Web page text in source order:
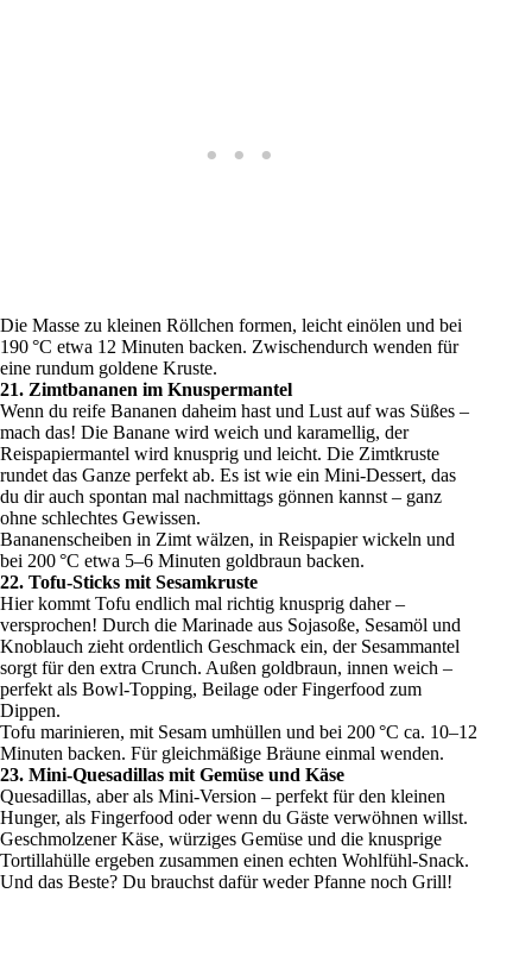
Die Masse zu kleinen Röllchen formen, leicht einölen und bei
190 °C etwa 12 Minuten backen. Zwischendurch wenden für
eine rundum goldene Kruste.
21. Zimtbananen im Knuspermantel
Wenn du reife Bananen daheim hast und Lust auf was Süßes –
mach das! Die Banane wird weich und karamellig, der
Reispapiermantel wird knusprig und leicht. Die Zimtkruste
rundet das Ganze perfekt ab. Es ist wie ein Mini-Dessert, das
du dir auch spontan mal nachmittags gönnen kannst – ganz
ohne schlechtes Gewissen.
Bananenscheiben in Zimt wälzen, in Reispapier wickeln und
bei 200 °C etwa 5–6 Minuten goldbraun backen.
22. Tofu-Sticks mit Sesamkruste
Hier kommt Tofu endlich mal richtig knusprig daher –
versprochen! Durch die Marinade aus Sojasoße, Sesamöl und
Knoblauch zieht ordentlich Geschmack ein, der Sesammantel
sorgt für den extra Crunch. Außen goldbraun, innen weich –
perfekt als Bowl-Topping, Beilage oder Fingerfood zum
Dippen.
Tofu marinieren, mit Sesam umhüllen und bei 200 °C ca. 10–12
Minuten backen. Für gleichmäßige Bräune einmal wenden.
23. Mini-Quesadillas mit Gemüse und Käse
Quesadillas, aber als Mini-Version – perfekt für den kleinen
Hunger, als Fingerfood oder wenn du Gäste verwöhnen willst.
Geschmolzener Käse, würziges Gemüse und die knusprige
Tortillahülle ergeben zusammen einen echten Wohlfühl-Snack.
Und das Beste? Du brauchst dafür weder Pfanne noch Grill!